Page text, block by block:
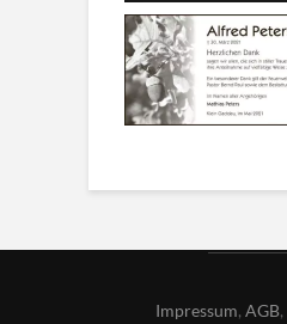
Impressum, AGB,